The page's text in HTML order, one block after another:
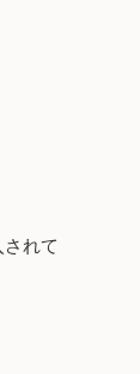
れて